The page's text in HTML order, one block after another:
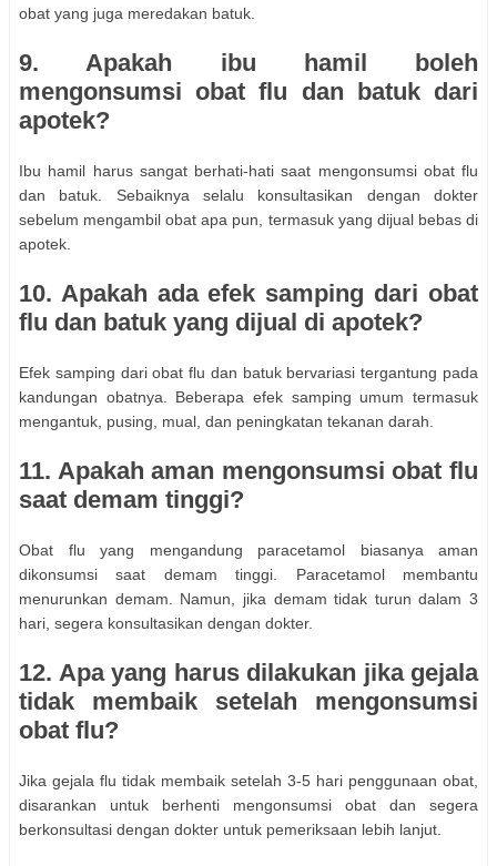
obat yang juga meredakan batuk.
9. Apakah ibu hamil boleh
mengonsumsi obat flu dan batuk dari
apotek?
Ibu hamil harus sangat berhati-hati saat mengonsumsi obat flu
dan batuk. Sebaiknya selalu konsultasikan dengan dokter
sebelum mengambil obat apa pun, termasuk yang dijual bebas di
apotek.
10. Apakah ada efek samping dari obat
flu dan batuk yang dijual di apotek?
Efek samping dari obat flu dan batuk bervariasi tergantung pada
kandungan obatnya. Beberapa efek samping umum termasuk
mengantuk, pusing, mual, dan peningkatan tekanan darah.
11. Apakah aman mengonsumsi obat flu
saat demam tinggi?
Obat flu yang mengandung paracetamol biasanya aman
dikonsumsi saat demam tinggi. Paracetamol membantu
menurunkan demam. Namun, jika demam tidak turun dalam 3
hari, segera konsultasikan dengan dokter.
12. Apa yang harus dilakukan jika gejala
tidak membaik setelah mengonsumsi
obat flu?
Jika gejala flu tidak membaik setelah 3-5 hari penggunaan obat,
disarankan untuk berhenti mengonsumsi obat dan segera
berkonsultasi dengan dokter untuk pemeriksaan lebih lanjut.